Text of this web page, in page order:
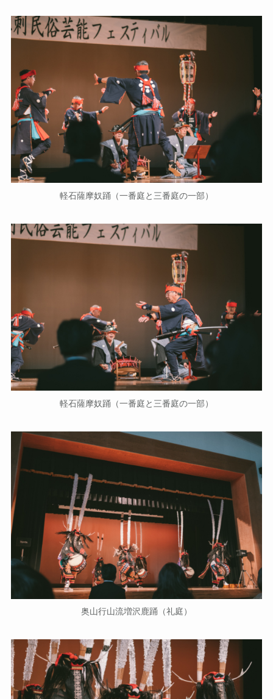
軽石薩摩奴踊（一番庭と三番庭の一部）
軽石薩摩奴踊（一番庭と三番庭の一部）
奥山行山流増沢鹿踊（礼庭）